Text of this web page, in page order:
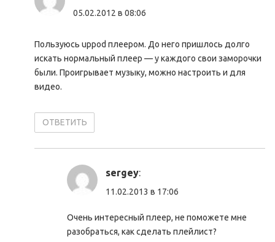
05.02.2012 в 08:06
Пользуюсь uppod плеером. До него пришлось долго
искать нормальный плеер — у каждого свои заморочки
были. Проигрывает музыку, можно настроить и для
видео.
ОТВЕТИТЬ
sergey:
11.02.2013 в 17:06
Очень интересный плеер, не поможете мне
разобраться, как сделать плейлист?